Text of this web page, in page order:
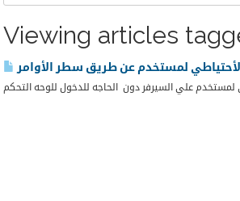
Viewing articles
لمستخدم عن طريق سطر الأوامر